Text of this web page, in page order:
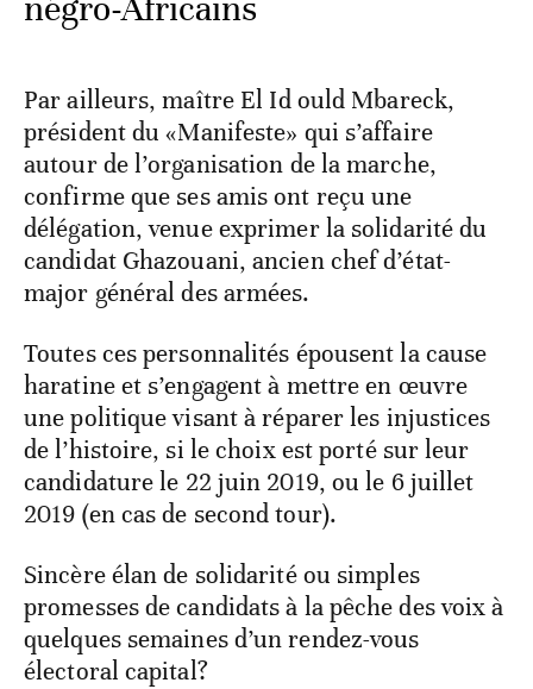
négro-Africains
Par ailleurs, maître El Id ould Mbareck,
président du «Manifeste» qui s’affaire
autour de l’organisation de la marche,
confirme que ses amis ont reçu une
délégation, venue exprimer la solidarité du
candidat Ghazouani, ancien chef d’état-
major général des armées.
Toutes ces personnalités épousent la cause
haratine et s’engagent à mettre en œuvre
une politique visant à réparer les injustices
de l’histoire, si le choix est porté sur leur
candidature le 22 juin 2019, ou le 6 juillet
2019 (en cas de second tour).
Sincère élan de solidarité ou simples
promesses de candidats à la pêche des voix à
quelques semaines d’un rendez-vous
électoral capital?